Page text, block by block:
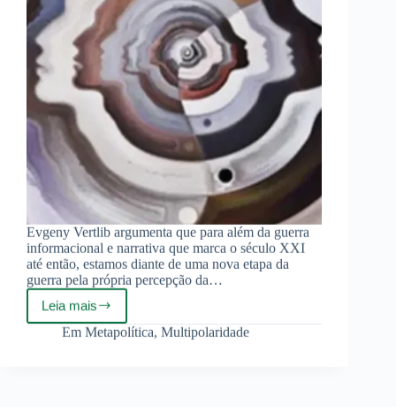
Evgeny Vertlib argumenta que para além da guerra
informacional e narrativa que marca o século XXI
até então, estamos diante de uma nova etapa da
guerra pela própria percepção da…
Leia mais
A
Geopolítica
da
Em Metapolítica ,Multipolaridade